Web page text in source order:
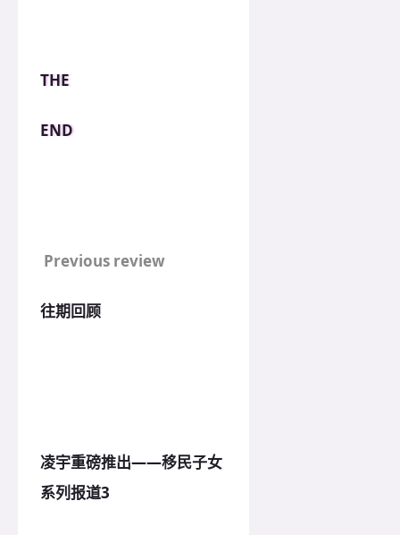
THE
END
Previous review
往期回顾
凌宇重磅推出——移民子女
系列报道3